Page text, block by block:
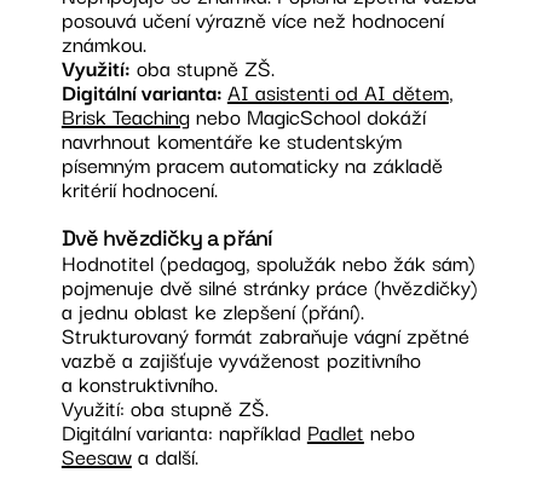
posouvá učení výrazně více než hodnocení
známkou.
Využití: oba stupně ZŠ.
Digitální varianta:AI asistenti od AI dětem,
Brisk Teachingnebo MagicSchool dokáží
navrhnout komentáře ke studentským
písemným pracem automaticky na základě
kritérií hodnocení.
Dvě hvězdičky a přání
Hodnotitel (pedagog, spolužák nebo žák sám)
pojmenuje dvě silné stránky práce (hvězdičky)
a jednu oblast ke zlepšení (přání).
Strukturovaný formát zabraňuje vágní zpětné
vazbě a zajišťuje vyváženost pozitivního
a konstruktivního.
Využití: oba stupně ZŠ.
Digitální varianta: například Padlet nebo
Seesawa další.